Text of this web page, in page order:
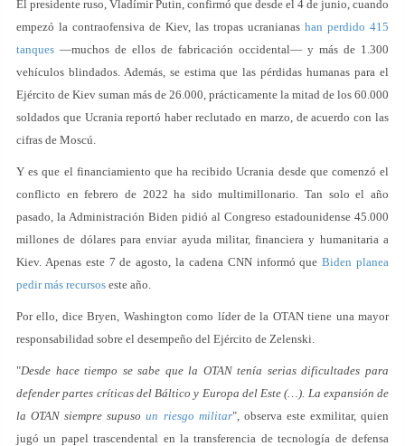
El presidente ruso, Vladímir Putin, confirmó que desde el 4 de junio, cuando
empezó la contraofensiva de Kiev, las tropas ucranianas han perdido 415
tanques —muchos de ellos de fabricación occidental— y más de 1.300
vehículos blindados. Además, se estima que las pérdidas humanas para el
Ejército de Kiev suman más de 26.000, prácticamente la mitad de los 60.000
soldados que Ucrania reportó haber reclutado en marzo, de acuerdo con las
cifras de Moscú.
Y es que el financiamiento que ha recibido Ucrania desde que comenzó el
conflicto en febrero de 2022 ha sido multimillonario. Tan solo el año
pasado, la Administración Biden pidió al Congreso estadounidense 45.000
millones de dólares para enviar ayuda militar, financiera y humanitaria a
Kiev. Apenas este 7 de agosto, la cadena CNN informó queBiden planea
pedir más recursos este año.
Por ello, dice Bryen, Washington como líder de la OTAN tiene una mayor
responsabilidad sobre el desempeño del Ejército de Zelenski.
"Desde hace tiempo se sabe que la OTAN tenía serias dificultades para
defender partes críticas del Báltico y Europa del Este (…). La expansión de
la OTAN siempre supusoun riesgo militar", observa este exmilitar, quien
jugó un papel trascendental en la transferencia de tecnología de defensa